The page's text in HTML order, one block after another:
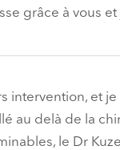
grâce à vous et
intervention, et je
au delà de la
le Dr